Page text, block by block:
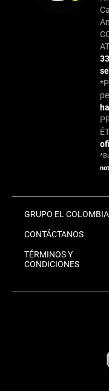
GRUPO EL
CONTÁCTANOS
TÉRMINOS Y
CONDICIONES